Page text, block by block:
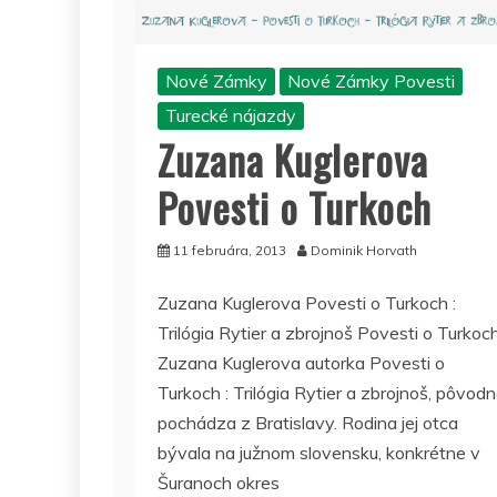
Nové Zámky
Nové Zámky Povesti
Turecké nájazdy
Zuzana Kuglerova
Povesti o Turkoch
11 februára, 2013 Dominik Horvath
Zuzana Kuglerova Povesti o Turkoch :
Trilógia Rytier a zbrojnoš Povesti o
Zuzana Kuglerova autorka Povesti o
Turkoch : Trilógia Rytier a zbrojnoš,
pochádza z Bratislavy. Rodina jej otca
bývala na južnom slovensku, konkrétne v
Šuranoch okres